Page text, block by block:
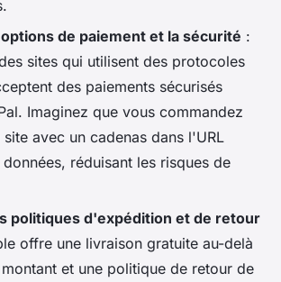
de paiement et la sécurité :
sites qui utilisent des protocoles
des paiements sécurisés
Imaginez que vous commandez
avec un cadenas dans l'URL
réduisant les risques de
politiques d'expédition et de retour
offre une livraison gratuite au-delà
et une politique de retour de